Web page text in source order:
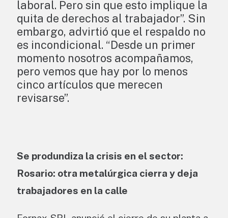
laboral. Pero sin que esto implique la
quita de derechos al trabajador”. Sin
embargo, advirtió que el respaldo no
es incondicional. “Desde un primer
momento nosotros acompañamos,
pero vemos que hay por lo menos
cinco artículos que merecen
revisarse”.
Se produndiza la crisis en el sector:
Rosario: otra metalúrgica cierra y deja
trabajadores en la calle